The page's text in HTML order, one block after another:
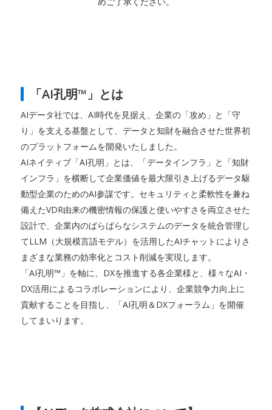
「AI孔明™」とは
AIデータ社では、AI時代を見据え、企業の「攻め」と「守
り」を支える基盤として、データと知財を融合させた世界初
のプラットフォームを開発いたしました。
AIネイティブ「AI孔明」とは、「データインフラ」と「知財
インフラ」を横断して企業価値を最大限引き上げるデータ駆
動型企業のためのAI参謀です。セキュリティと柔軟性を兼ね
備えたVDR由来の機密情報の保護と使いやすさを両立させた
設計で、企業内のばらばらなシステムのデータを統合管理し
てLLM（大規模言語モデル）を活用したAIチャットによりさ
まざまな業務の効率化とコスト削減を実現します。
「AI孔明™」を軸に、DXを推進する各企業様と、様々なAI・
DX活用によるコラボレーションにより、企業競争力向上に
貢献することを目指し、「AI孔明＆DXフォーラム」を開催
してまいります。